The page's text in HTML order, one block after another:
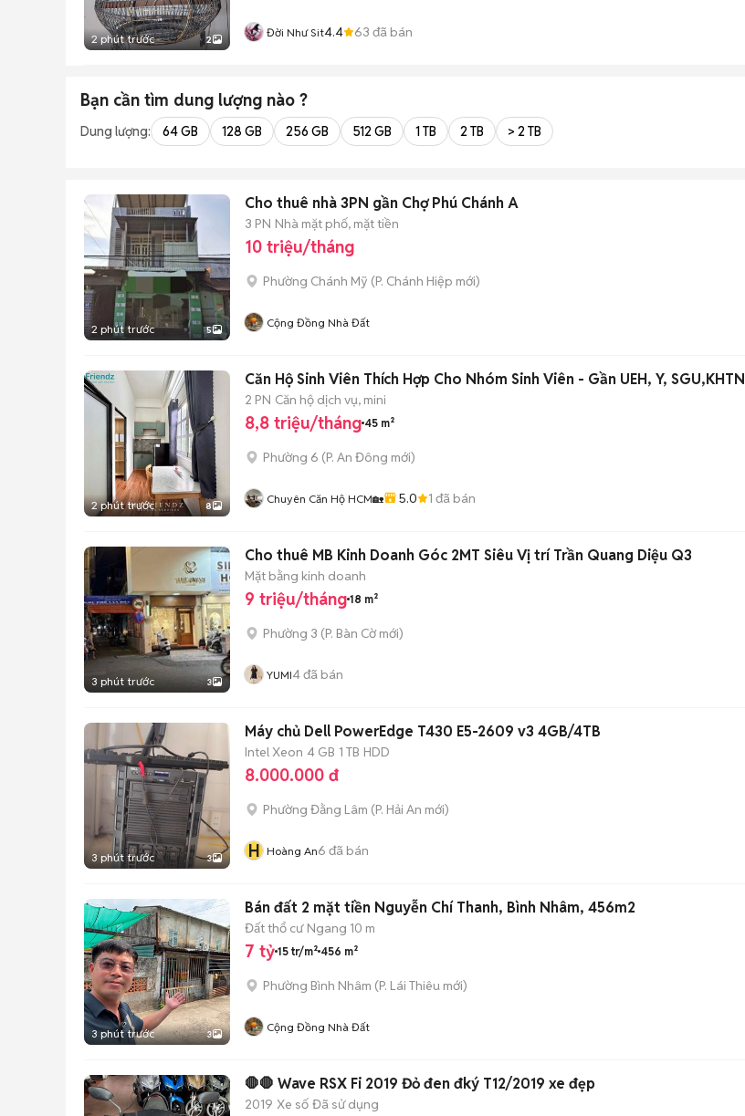
2 phút trước 2 Đời Như Sit4.4 63 đã bán
Bạn cần tìm dung lượng nào ?
Dung lượng: 64 GB 128 GB 256 GB 512 GB 1 TB 2 TB > 2 TB
2 phút trước 5
Cho thuê nhà 3PN gần Chợ Phú Chánh A
3 PN Nhà mặt phố, mặt tiền
10 triệu/tháng
Phường Chánh Mỹ (P. Chánh Hiệp mới)
Cộng Đồng Nhà Đất
2 phút trước 8
Căn Hộ Sinh Viên Thích Hợp Cho Nhóm Sinh Viên - Gần UEH, Y, SGU,KHTN
2 PN Căn hộ dịch vụ, mini
8,8 triệu/tháng 45 m²
Phường 6 (P. An Đông mới)
Chuyên Căn Hộ HCM🏡 5.0 1 đã bán
3 phút trước 3
Cho thuê MB Kinh Doanh Góc 2MT Siêu Vị trí Trần Quang Diệu Q3
Mặt bằng kinh doanh
9 triệu/tháng 18 m²
Phường 3 (P. Bàn Cờmới)
YUMI4đã bán
3 phút trước 3
Máy chủ Dell PowerEdge T430 E5-2609 v3 4GB/4TB
Intel Xeon 4 GB 1 TB HDD
8.000.000 đ
Phường Đằng Lâm (P. Hải An mới)
H Hoàng An6 đã bán
3 phút trước 3
Bán đất 2 mặt tiền Nguyễn Chí Thanh, Bình Nhâm, 456m2
Đất thổ cư Ngang 10 m
7 tỷ 15 tr/m² 456 m²
Phường Bình Nhâm (P. Lái Thiêu mới)
Cộng Đồng Nhà Đất
🛑🛑 Wave RSX Fi 2019 Đỏ đen đký T12/2019 xe đẹp
2019 Xe số Đã sử dụng